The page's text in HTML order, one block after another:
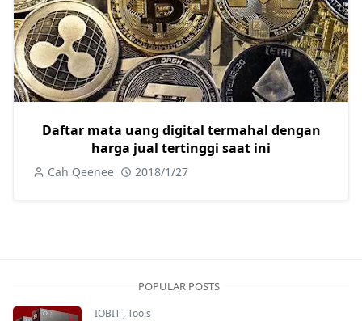
Daftar mata uang digital termahal dengan
harga jual tertinggi saat ini
Cah Qeenee 2018/1/27
POPULAR POSTS
IOBIT ,Tools